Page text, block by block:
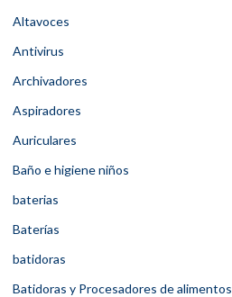
Altavoces
Antivirus
Archivadores
Aspiradores
Auriculares
Baño e higiene niños
baterias
Baterías
batidoras
Batidoras y Procesadores de alimentos